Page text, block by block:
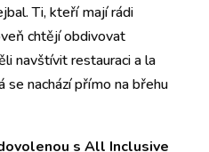
Ti, kteří mají rádi
chtějí obdivovat
navštívit restauraci a la
se nachází přímo na břehu
s All Inclusive